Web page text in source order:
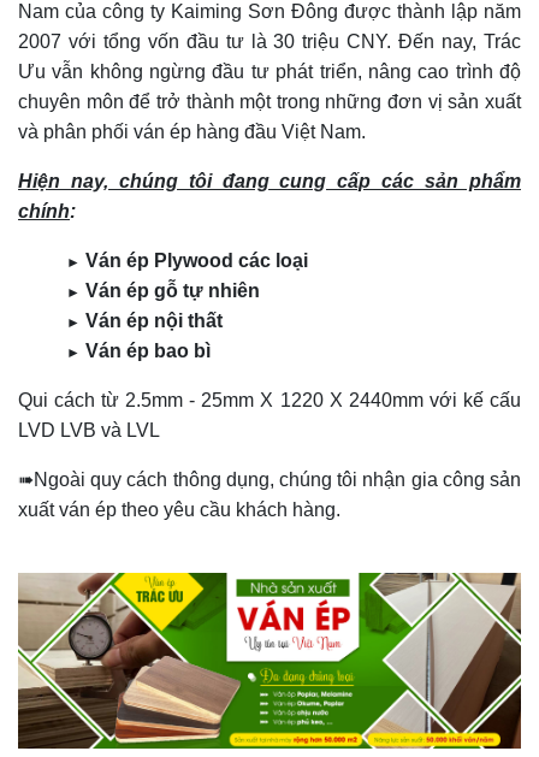
Nam của công ty Kaiming Sơn Đông được thành lập năm
2007 với tổng vốn đầu tư là 30 triệu CNY. Đến nay, Trác
Ưu vẫn không ngừng đầu tư phát triển, nâng cao trình độ
chuyên môn để trở thành một trong những đơn vị sản xuất
và phân phối ván ép hàng đầu Việt Nam.
Hiện nay, chúng tôi đang cung cấp các sản phẩm
chính:
► Ván ép Plywood các loại
► Ván ép gỗ tự nhiên
► Ván ép nội thất
► Ván ép bao bì
Qui cách từ 2.5mm - 25mm X 1220 X 2440mm với kế cấu
LVD LVB và LVL
➠Ngoài quy cách thông dụng, chúng tôi nhận gia công sản
xuất ván ép theo yêu cầu khách hàng.